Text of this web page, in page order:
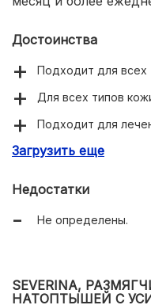
Достоинства
Подходит для всех
Для всех типов
Подходит для
Для домашнего и
Загрузить еще
Недостатки
Не определены.
SEVERINA,
НАТОПТЫШЕЙ С